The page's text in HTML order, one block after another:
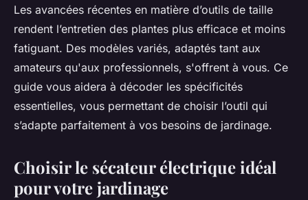
Les avancées récentes en matière d’outils de taille
rendent l’entretien des plantes plus efficace et moins
fatiguant. Des modèles variés, adaptés tant aux
amateurs qu'aux professionnels, s'offrent à vous. Ce
guide vous aidera à décoder les spécificités
essentielles, vous permettant de choisir l’outil qui
s’adapte parfaitement à vos besoins de jardinage.
Choisir le sécateur électrique idéal
pour votre jardinage